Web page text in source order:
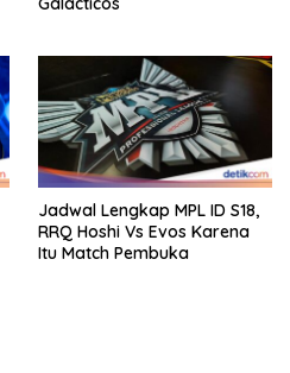
Jadwal Lengkap MPL ID S18,
RRQ Hoshi Vs Evos Karena
Itu Match Pembuka